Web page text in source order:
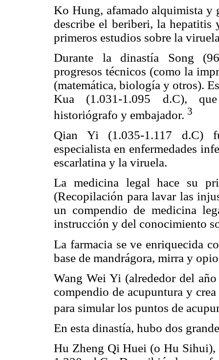
Ko Hung, afamado alquimista y
describe el beriberi, la hepatitis
primeros estudios sobre la
Durante la dinastía Song
progresos técnicos (como la
(matemática, biología y otros).
Kua (1.031-1.095 d.C),
historiógrafo y embajador. 3
Qian Yi (1.035-1.117 d.C)
especialista en enfermedades
escarlatina y la viruela.
La medicina legal hace su
(Recopilación para lavar las
un compendio de medicina
instrucción y del conocimiento
La farmacia se ve enriquecida
base de mandrágora, mirra y
Wang Wei Yi (alrededor del
compendio de acupuntura y
para simular los puntos de
En esta dinastía, hubo dos
Hu Zheng Qi Huei (o Hu Sihui),